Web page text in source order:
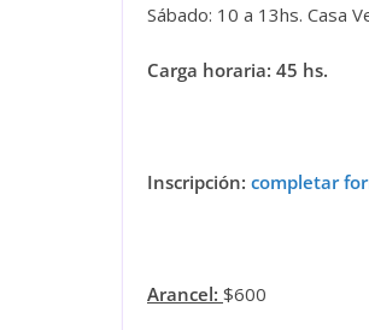
Sábado: 10 a 13hs. Casa
Carga horaria: 45 hs.
Inscripción: completar
Arancel: $600